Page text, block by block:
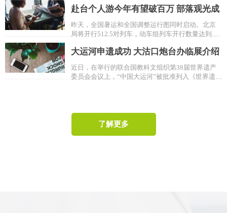
了解更多
知的努力和付出。
赴台个人游今年有望破百万 部落观光成
新宠
昨天，全国暑运和全国调整运行图同时启动。北京
局将开行512.5对列车，动车组列车开行数量达到全
的高铁，耗时只有13小时。同时，为了方便旅客出
眼”高铁。
大运河申遗成功 大沽口炮台办临展介绍
发展历史
近日，在举行的联合国教科文组织第38届世界遗产
委员会会议上，“中国大运河”被批准列入《世界遗产